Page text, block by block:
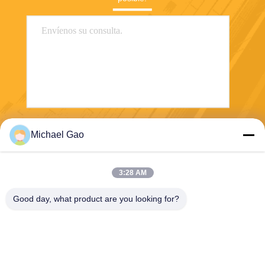
Michael Gao
3:28 AM
Good day, what product are you looking for?